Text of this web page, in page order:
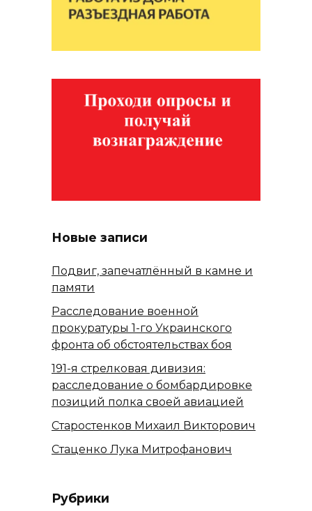
Новые записи
Подвиг, запечатлённый в камне и
памяти
Расследование военной
прокуратуры 1-го Украинского
фронта об обстоятельствах боя
191-я стрелковая дивизия:
расследование о бомбардировке
позиций полка своей авиацией
Старостенков Михаил Викторович
Стаценко Лука Митрофанович
Рубрики